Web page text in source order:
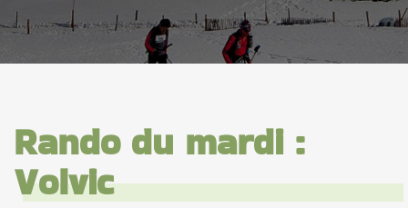
Rando du mardi :
Volvic